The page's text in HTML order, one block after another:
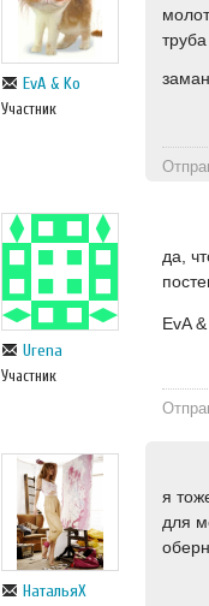
EvA & Ko
Участник
Urena
Участник
да,
EvA
НатальяХ
я
для